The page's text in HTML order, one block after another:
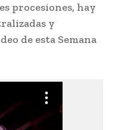
procesiones, hay
y
de esta Semana